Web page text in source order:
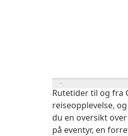
Rutetider til og fra
reiseopplevelse,
du en oversikt
på eventyr, en